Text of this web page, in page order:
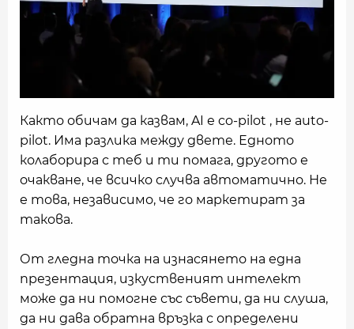
Както обичам да казвам, AI е co-pilot , не auto-
pilot. Има разлика между двете. Едното
колаборира с теб и ти помага, другото е
очакване, че всичко случва автоматично. Не
е това, независимо, че го маркетират за
такова.
От гледна точка на изнасянето на една
презентация, изкуственият интелект
може да ни помогне със съвети, да ни слуша,
да ни дава обратна връзка с определени